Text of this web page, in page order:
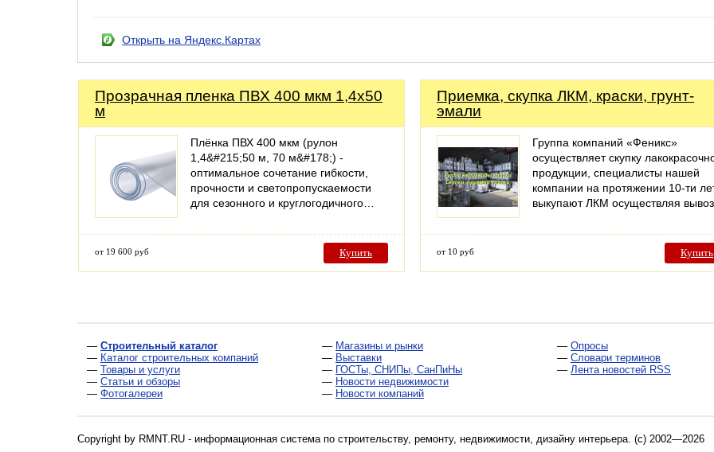
Открыть на Яндекс.Картах
Прозрачная пленка ПВХ 400 мкм 1,4х50
м
Плёнка ПВХ 400 мкм (рулон
1,4&#215;50 м, 70 м&#178;) -
оптимальное сочетание гибкости,
прочности и светопропускаемости
для сезонного и круглогодичного…
от 19 600 руб Купить
Приемка, скупка ЛКМ, краски, грунт-
эмали
Группа компаний «Феникс»
осуществляет скупку
продукции, специалисты нашей
компании на протяжении 10-ти
выкупают ЛКМ осуществляя
от 10 руб Купить
— Строительный каталог
— Каталог строительных компаний
— Товары и услуги
— Статьи и обзоры
— Фотогалереи
— Магазины и рынки
— Выставки
— ГОСТы, СНИПы, СанПиНы
— Новости недвижимости
— Новости компаний
— Опросы
— Словари терминов
— Лента новостей RSS
Copyright by RMNT.RU - информационная система по строительству, ремонту, недвижимости, дизайну интерьера. (c) 2002—2026